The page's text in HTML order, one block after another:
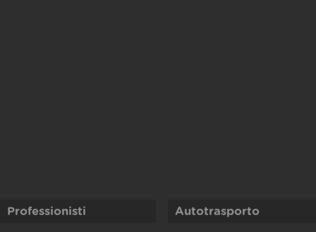
Professionisti Autotrasporto